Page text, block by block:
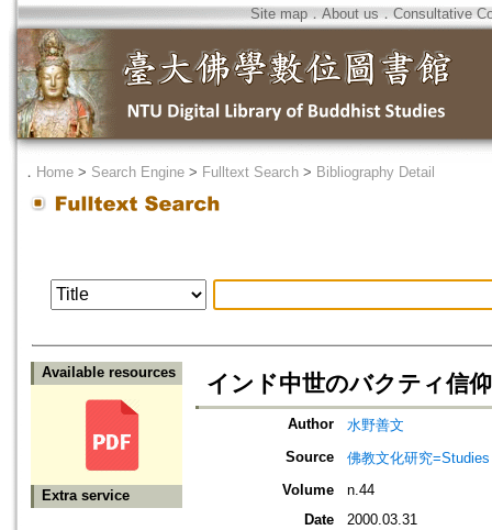
Site map．About us ． Consultative
． Home > Search Engine > Fulltext Search > Bibliography Detail
Available resources
Extra service
インド中世のバクティ信
Author
水野善文
Source
佛教文化研究
Volume
n.44
Date
2000.03.31